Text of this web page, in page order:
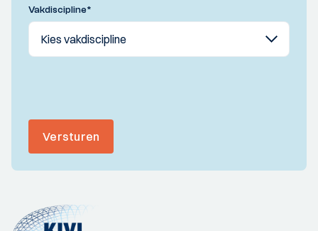
Vakdiscipline*
Versturen